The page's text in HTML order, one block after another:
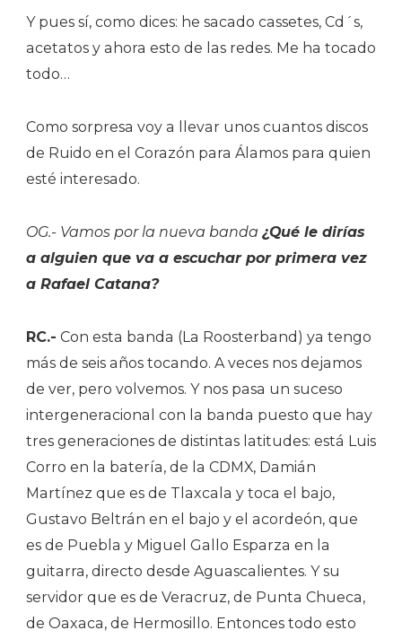
Y pues sí, como dices: he sacado cassetes, Cd´s,
acetatos y ahora esto de las redes. Me ha tocado
todo…
Como sorpresa voy a llevar unos cuantos discos
de Ruido en el Corazón para Álamos para quien
esté interesado.
OG.- Vamos por la nueva banda ¿Qué le dirías
a alguien que va a escuchar por primera vez
a Rafael Catana?
RC.- Con esta banda (La Roosterband) ya tengo
más de seis años tocando. A veces nos dejamos
de ver, pero volvemos. Y nos pasa un suceso
intergeneracional con la banda puesto que hay
tres generaciones de distintas latitudes: está Luis
Corro en la batería, de la CDMX, Damián
Martínez que es de Tlaxcala y toca el bajo,
Gustavo Beltrán en el bajo y el acordeón, que
es de Puebla y Miguel Gallo Esparza en la
guitarra, directo desde Aguascalientes. Y su
servidor que es de Veracruz, de Punta Chueca,
de Oaxaca, de Hermosillo. Entonces todo esto